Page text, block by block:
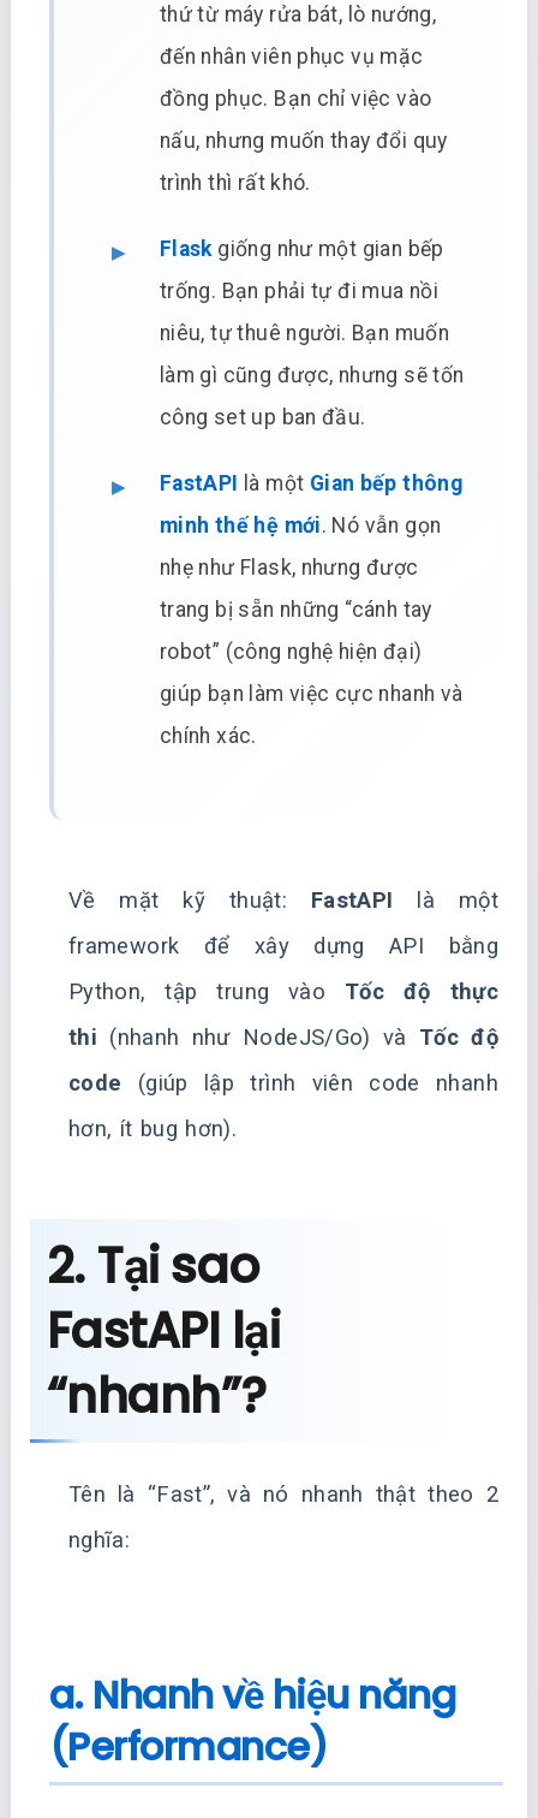
thứ từ máy rửa bát, lò nướng,
đến nhân viên phục vụ mặc
đồng phục. Bạn chỉ việc vào
nấu, nhưng muốn thay đổi quy
trình thì rất khó.
Flask giống như một gian bếp
trống. Bạn phải tự đi mua nồi
niêu, tự thuê người. Bạn muốn
làm gì cũng được, nhưng sẽ tốn
công set up ban đầu.
FastAPI là một Gian bếp thông
minh thế hệ mới. Nó vẫn gọn
nhẹ như Flask, nhưng được
trang bị sẵn những “cánh tay
robot” (công nghệ hiện đại)
giúp bạn làm việc cực nhanh và
chính xác.
Về mặt kỹ thuật: FastAPI
là một
framework để xây dựng API bằng
Python, tập trung vào
Tốc độ thực
thi (nhanh như NodeJS/Go) và
Tốc độ
code
(giúp lập trình viên code nhanh
hơn, ít bug hơn).
2. Tại sao
FastAPI lại
“nhanh”?
Tên là “Fast”, và nó nhanh thật theo 2
nghĩa:
a. Nhanh về hiệu năng
(Performance)